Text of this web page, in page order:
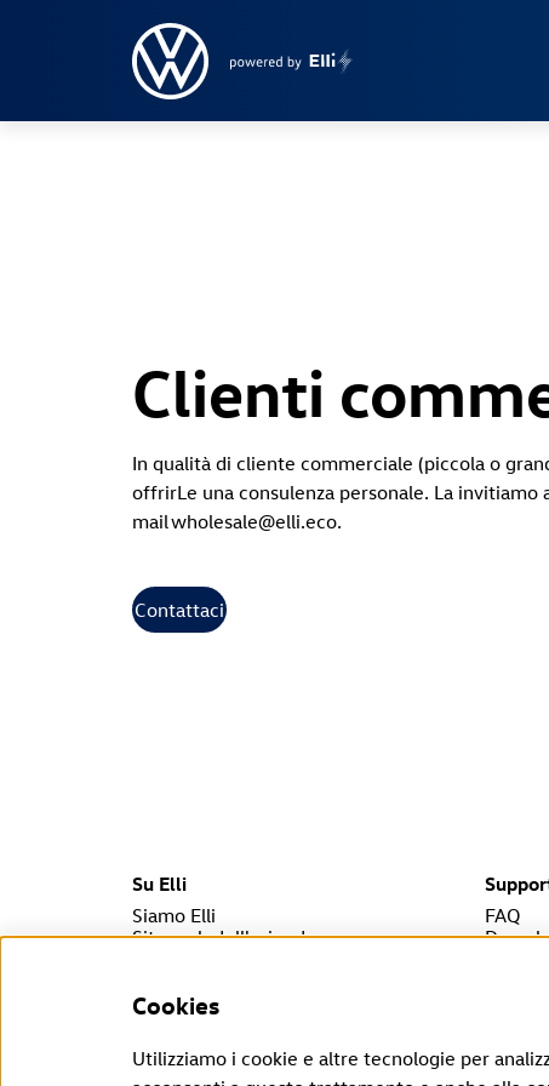
Clienti
In qualità di cliente commerciale (piccola o
offrirLe una consulenza personale. La
mail wholesale@elli.eco.
Contattaci
Su Elli
Siamo Elli
Sito web dell'azienda
FAQ
Cookies
Utilizziamo i cookie e altre tecnologie per